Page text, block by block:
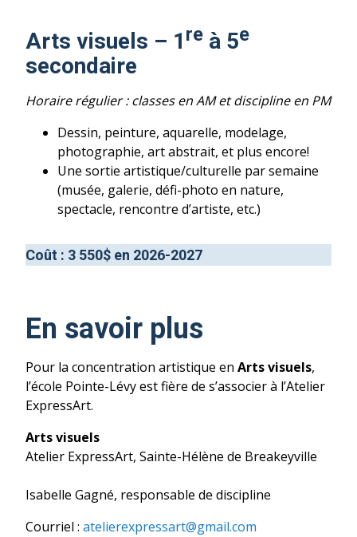
Arts visuels – 1 re à 5e
secondaire
Horaire régulier : classes en AM et discipline en PM
Dessin, peinture, aquarelle, modelage,
photographie, art abstrait, et plus encore!
Une sortie artistique/culturelle par semaine
(musée, galerie, défi-photo en nature,
spectacle, rencontre d’artiste, etc.)
Coût : 3 550$ en 2026-2027
En savoir plus
Pour la concentration artistique en Arts visuels,
l’école Pointe-Lévy est fière de s’associer à l’Atelier
ExpressArt.
Arts visuels
Atelier ExpressArt, Sainte-Hélène de Breakeyville
Isabelle Gagné, responsable de discipline
Courriel : atelierexpressart@gmail.com